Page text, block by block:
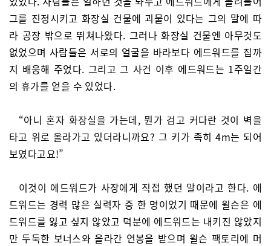
그를 진정시키고 화장실 건물에 괴물이 있다는 그의 말에 따
라 공장 밖으로 뛰쳐나왔다. 그러나 화장실 건물엔 아무것도
없었으며 사람들은 서로의 얼굴을 바라보다 에드워드를 집까
지 배웅해 주었다. 그리고 그 사건 이후 에드워드는 1주일간
의 휴가를 얻을 수 있었다.
“아니 혼자 화장실을 가는데, 뭔가 검고 커다란 것이 벽을
타고 위로 올라가고 있더라니까요? 그 키가 족히 4m는 되어
보였다고요!”
이것이 에드워드가 사장에게 직접 했던 말이라고 한다. 에
드워드는 경력 많은 실력자 중 한 명이었기 때문에 윌슨은 에
드워드를 잃고 싶지 않았고 덕분에 에드워드는 내키진 않았지
만 두둑한 보너스와 올라간 연봉을 받으며 윌슨 팩토리에 머